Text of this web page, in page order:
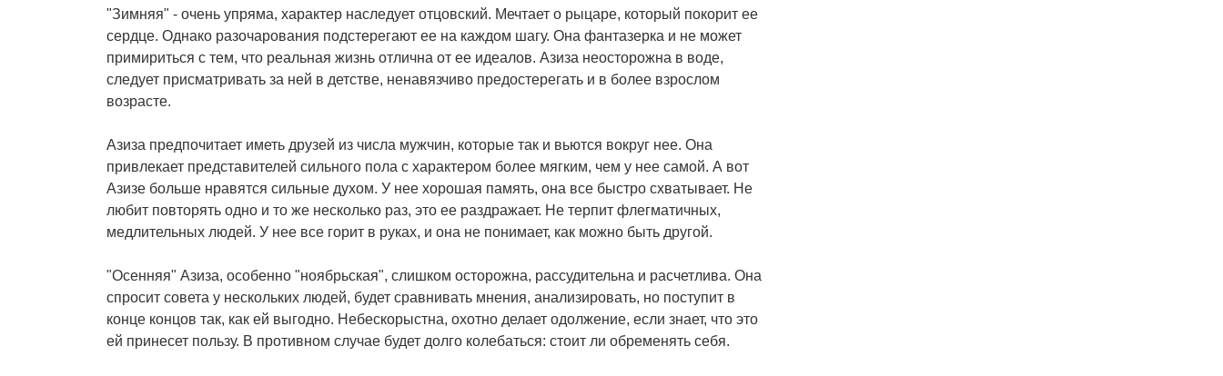
"Зимняя" - очень упряма, характер наследует отцовский. Мечтает о рыцаре, который покорит ее
сердце. Однако разочарования подстерегают ее на каждом шагу. Она фантазерка и не может
примириться с тем, что реальная жизнь отлична от ее идеалов. Азиза неосторожна в воде,
следует присматривать за ней в детстве, ненавязчиво предостерегать и в более взрослом
возрасте.
Азиза предпочитает иметь друзей из числа мужчин, которые так и вьются вокруг нее. Она
привлекает представителей сильного пола с характером более мягким, чем у нее самой. А вот
Азизе больше нравятся сильные духом. У нее хорошая память, она все быстро схватывает. Не
любит повторять одно и то же несколько раз, это ее раздражает. Не терпит флегматичных,
медлительных людей. У нее все горит в руках, и она не понимает, как можно быть другой.
"Осенняя" Азиза, особенно "ноябрьская", слишком осторожна, рассудительна и расчетлива. Она
спросит совета у нескольких людей, будет сравнивать мнения, анализировать, но поступит в
конце концов так, как ей выгодно. Небескорыстна, охотно делает одолжение, если знает, что это
ей принесет пользу. В противном случае будет долго колебаться: стоит ли обременять себя.